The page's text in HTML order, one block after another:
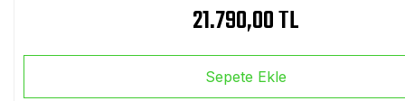
21.790,00 TL
Sepete Ekle